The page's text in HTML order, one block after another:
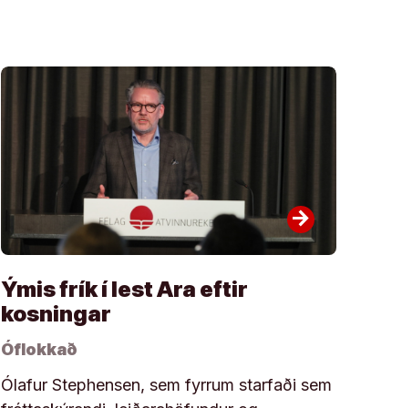
arrow_forward
Ýmis frík í lest Ara eftir
kosningar
Óflokkað
Ólafur Stephensen, sem fyrrum starfaði sem